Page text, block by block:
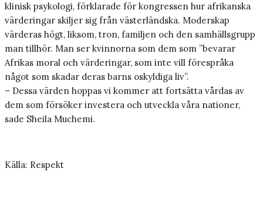
klinisk psykologi, förklarade för kongressen hur afrikanska
värderingar skiljer sig från västerländska. Moderskap
värderas högt, liksom, tron, familjen och den samhällsgrupp
man tillhör. Man ser kvinnorna som dem som ”bevarar
Afrikas moral och värderingar, som inte vill förespråka
något som skadar deras barns oskyldiga liv”.
– Dessa värden hoppas vi kommer att fortsätta vårdas av
dem som försöker investera och utveckla våra nationer,
sade Sheila Muchemi.
Källa: Respekt